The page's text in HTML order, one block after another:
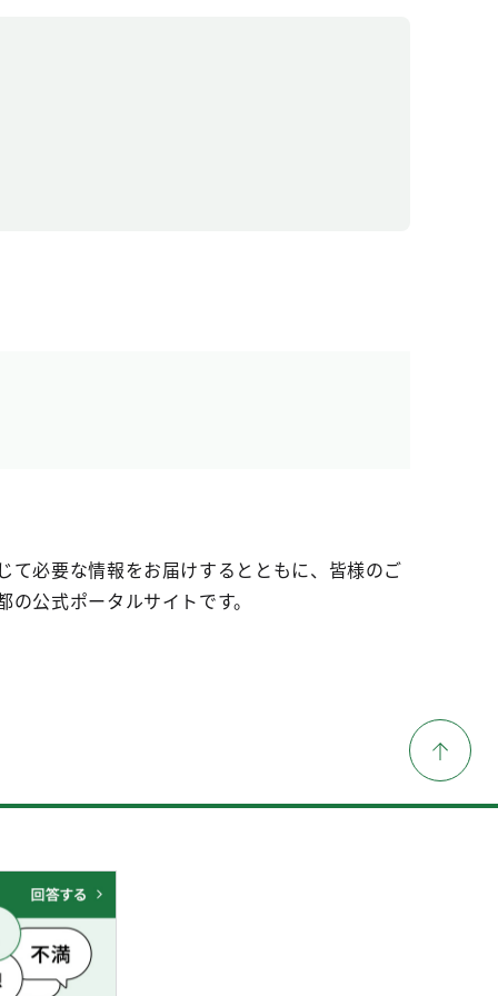
て必要な情報をお届けするとともに、皆様のご
公式ポータルサイトです。